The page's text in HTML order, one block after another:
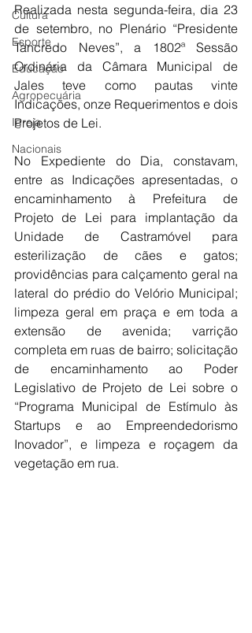
Cultura
Esporte
Educação
Agropecuária
Igreja
Nacionais
Realizada nesta segunda-feira, dia 23
de setembro, no Plenário “Presidente
Tancredo Neves”, a 1802ª Sessão
Ordinária da Câmara Municipal de
Jales teve como pautas vinte
Indicações, onze Requerimentos e dois
Projetos de Lei.
No Expediente do Dia, constavam,
entre as Indicações apresentadas, o
encaminhamento à Prefeitura de
Projeto de Lei para implantação da
Unidade de Castramóvel para
esterilização de cães e gatos;
providências para calçamento geral na
lateral do prédio do Velório Municipal;
limpeza geral em praça e em toda a
extensão de avenida; varrição
completa em ruas de bairro; solicitação
de encaminhamento ao Poder
Legislativo de Projeto de Lei sobre o
“Programa Municipal de Estímulo às
Startups e ao Empreendedorismo
Inovador”, e limpeza e roçagem da
vegetação em rua.